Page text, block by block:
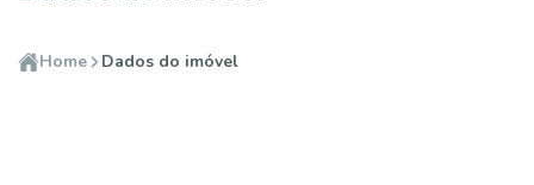
Home Dados do imóvel